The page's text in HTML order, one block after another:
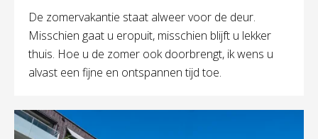
De zomervakantie staat alweer voor de deur.
Misschien gaat u eropuit, misschien blijft u lekker
thuis. Hoe u de zomer ook doorbrengt, ik wens u
alvast een fijne en ontspannen tijd toe.